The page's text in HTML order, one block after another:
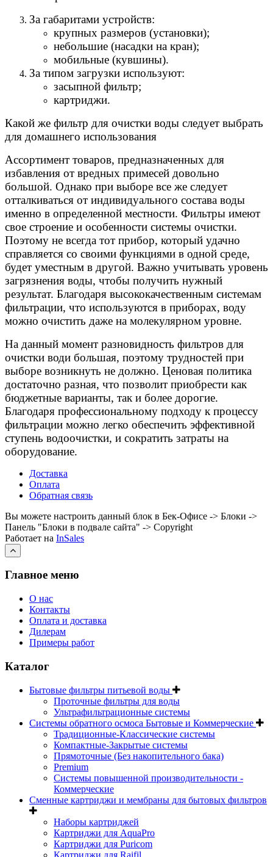
За габаритами устройств:
крупных размеров (установки);
небольшие (насадки на кран);
мобильные (кувшины).
За типом загрузки используют:
засыпной фильтр;
картриджи.
Какой же фильтр для очистки воды следует выбрать
для домашнего использования
Ассортимент товаров, предназначенных для
избавления от вредных примесей довольно
большой. Однако при выборе все же следует
отталкиваться от индивидуального состава воды
именно в определенной местности. Фильтры имеют
свое строение и особенности системы очистки.
Поэтому не всегда тот прибор, который удачно
справляется со своими функциями в одной среде,
будет уместным в другой. Важно учитывать уровень
загрязнения воды, чтобы получить нужный
результат. Благодаря высококачественным системам
фильтрации, что используются в приборах, воду
можно очистить даже на молекулярном уровне.
На данный момент разновидность фильтров для
очистки води большая, поэтому трудностей при
выборе возникнуть не должно. Ценовая политика
достаточно разная, что позволит приобрести как
бюджетные варианты, так и более дорогие.
Благодаря профессиональному подходу к процессу
фильтрации можно легко обеспечить эффективной
ступень водоочистки, и сократить затраты на
оборудование.
Доставка
Оплата
Обратная связь
Вы можете настроить данный блок в Бек-Офисе -> Блоки ->
Панель "Блоки в подвале сайта" -> Copyright
Работает на InSales
Главное меню
О нас
Контакты
Оплата и доставка
Дилерам
Примеры работ
Каталог
Бытовые фильтры питьевой воды
Проточные фильтры для воды
Ультрафильтрационные системы
Системы обратного осмоса Бытовые и Коммерческие
Традиционные-Классические системы
Компактные-Закрытые системы
Прямоточные (Без накопительного бака)
Premium
Системы повышенной производительности -
Коммерческие
Сменные картриджи и мембраны для бытовых фильтров
Наборы картриджей
Картриджи для AquaPro
Картриджи для Puricom
Картриджи для Raifil